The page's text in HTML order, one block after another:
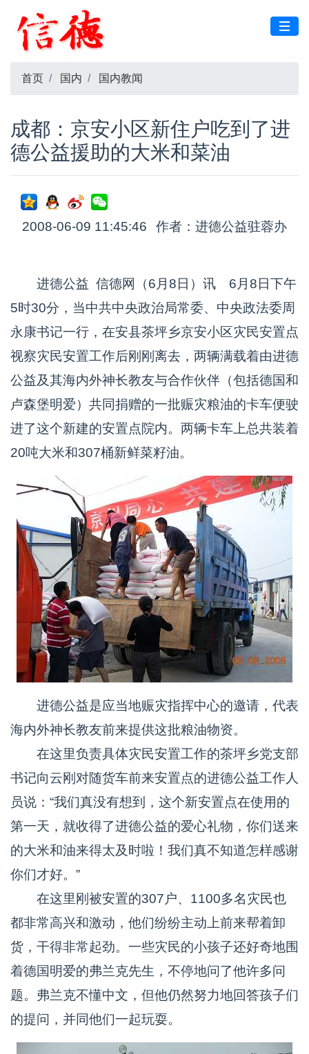
首页 国内 国内教闻
成都：京安小区新住户吃到了进
德公益援助的大米和菜油
2008-06-09 11:45:46 作者：进德公益驻蓉办
进德公益 信德网（6月8日）讯 6月8日下午
5时30分，当中共中央政治局常委、中央政法委周
永康书记一行，在安县茶坪乡京安小区灾民安置点
视察灾民安置工作后刚刚离去，两辆满载着由进德
公益及其海内外神长教友与合作伙伴（包括德国和
卢森堡明爱）共同捐赠的一批赈灾粮油的卡车便驶
进了这个新建的安置点院内。两辆卡车上总共装着
20吨大米和307桶新鲜菜籽油。
进德公益是应当地赈灾指挥中心的邀请，代表
海内外神长教友前来提供这批粮油物资。
在这里负责具体灾民安置工作的茶坪乡党支部
书记向云刚对随货车前来安置点的进德公益工作人
员说：“我们真没有想到，这个新安置点在使用的
第一天，就收得了进德公益的爱心礼物，你们送来
的大米和油来得太及时啦！我们真不知道怎样感谢
你们才好。”
在这里刚被安置的307户、1100多名灾民也
都非常高兴和激动，他们纷纷主动上前来帮着卸
货，干得非常起劲。一些灾民的小孩子还好奇地围
着德国明爱的弗兰克先生，不停地问了他许多问
题。弗兰克不懂中文，但他仍然努力地回答孩子们
的提问，并同他们一起玩耍。